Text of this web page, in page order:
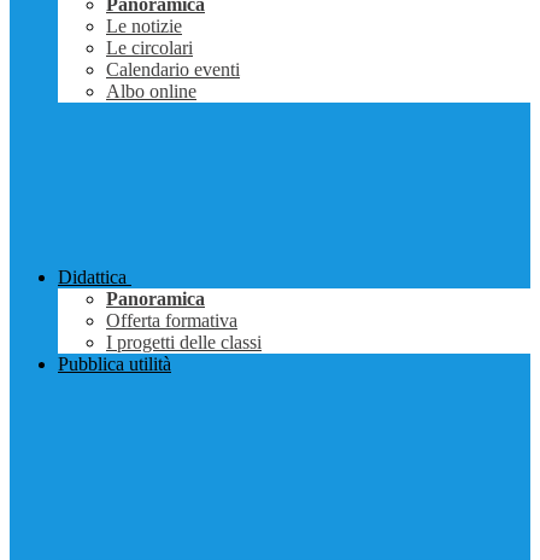
Panoramica
Le notizie
Le circolari
Calendario eventi
Albo online
Didattica
Panoramica
Offerta formativa
I progetti delle classi
Pubblica utilità